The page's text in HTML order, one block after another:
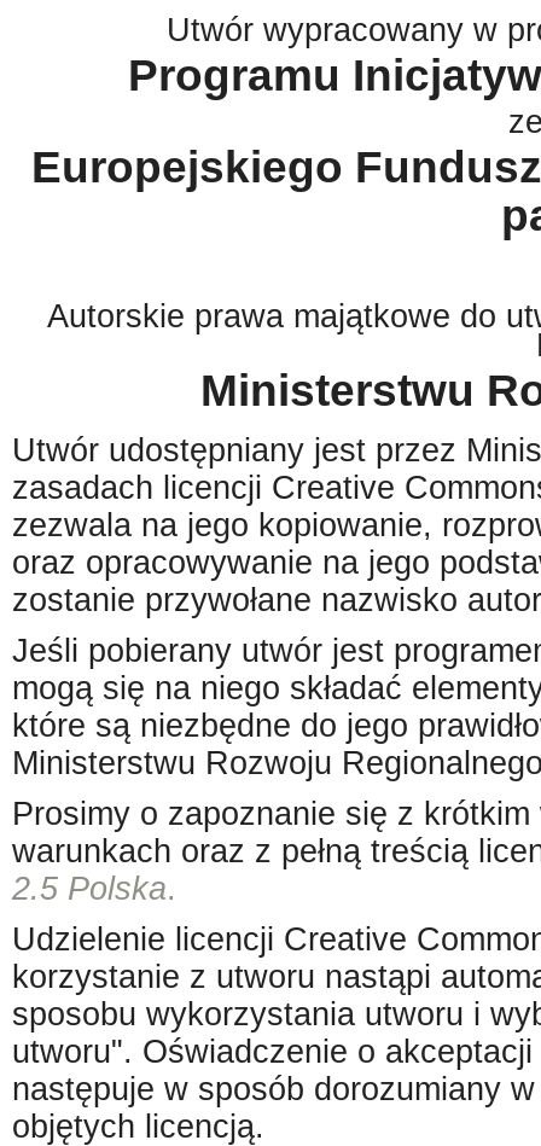
Utwór wypracowany w
Programu
Europejskiego
Autorskie prawa majątkowe do
Ministerstwu
Utwór udostępniany jest przez
zasadach licencji Creative
zezwala na jego kopiowanie,
oraz opracowywanie na jego
zostanie przywołane nazwisko
Jeśli pobierany utwór jest
mogą się na niego składać
które są niezbędne do jego
Ministerstwu Rozwoju
Prosimy o zapoznanie się z
warunkach oraz z pełną treścią
2.5 Polska.
Udzielenie licencji Creative
korzystanie z utworu nastąpi
sposobu wykorzystania utworu i
utworu". Oświadczenie o
następuje w sposób dorozumiany
objętych licencją.